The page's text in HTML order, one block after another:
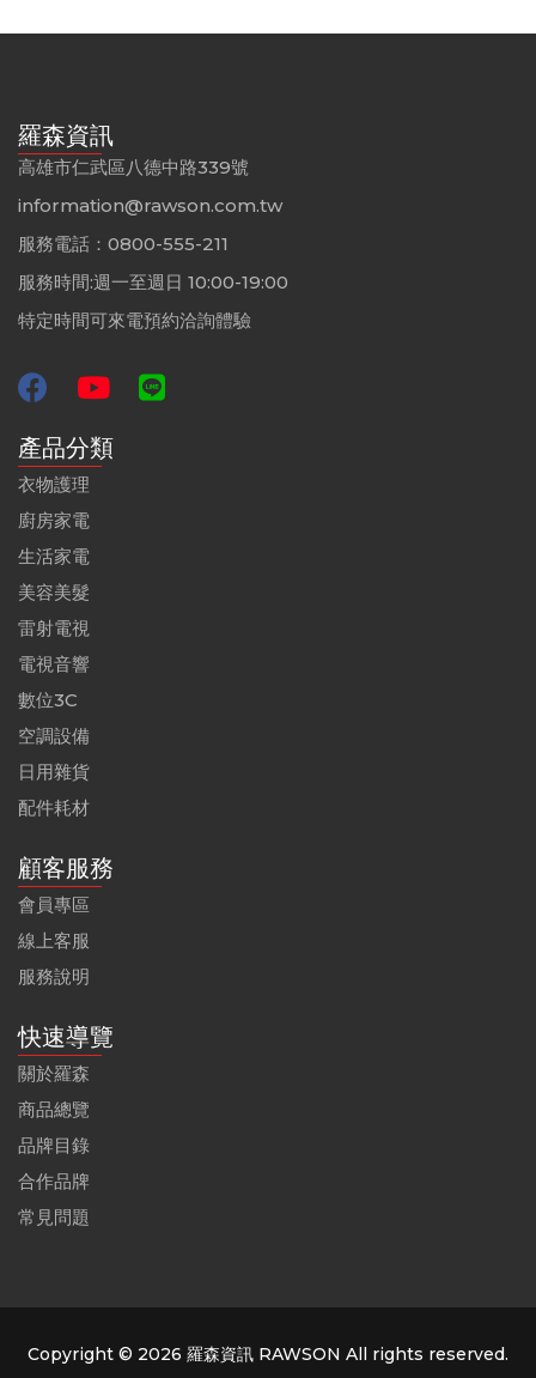
羅森資訊
高雄市仁武區八德中路339號
information@rawson.com.tw
服務電話：0800-555-211
服務時間:週一至週日 10:00-19:00
特定時間可來電預約洽詢體驗
產品分類
衣物護理
廚房家電
生活家電
美容美髮
雷射電視
電視音響
數位3C
空調設備
日用雜貨
配件耗材
顧客服務
會員專區
線上客服
服務說明
快速導覽
關於羅森
商品總覽
品牌目錄
合作品牌
常見問題
Copyright © 2026 羅森資訊 RAWSON All rights reserved.